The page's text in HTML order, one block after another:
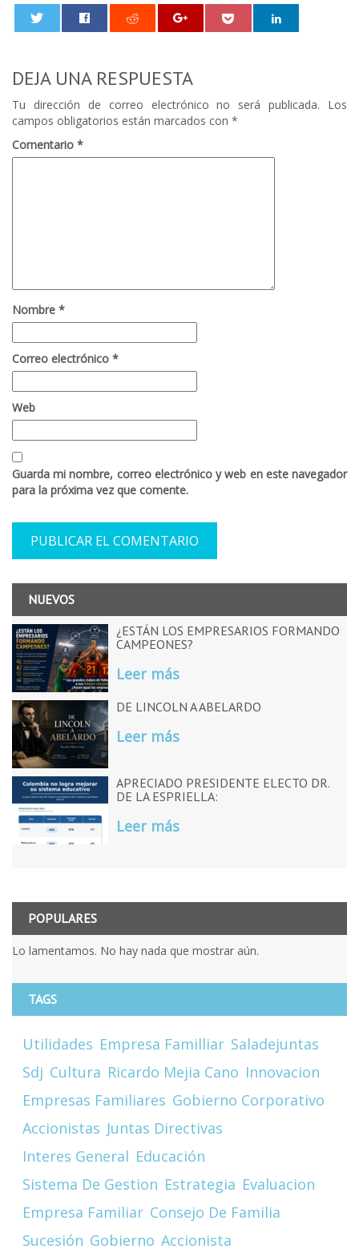
DEJA UNA RESPUESTA
Tu dirección de correo electrónico no será publicada.
Los
campos obligatorios están marcados con *
Comentario *
Nombre *
Correo electrónico *
Web
Guarda mi nombre, correo electrónico y web en este navegador
para la próxima vez que comente.
NUEVOS
¿ESTÁN LOS EMPRESARIOS FORMANDO
CAMPEONES?
Leer más
DE LINCOLN A ABELARDO
Leer más
APRECIADO PRESIDENTE ELECTO DR.
DE LA ESPRIELLA:
Leer más
POPULARES
Lo lamentamos. No hay nada que mostrar aún.
TAGS
Utilidades Empresa Familliar Saladejuntas
Sdj Cultura Ricardo Mejia Cano Innovacion
Empresas Familiares Gobierno Corporativo
Accionistas Juntas Directivas
Interes General Educación
Sistema De Gestion Estrategia Evaluacion
Empresa Familiar Consejo De Familia
Sucesión Gobierno Accionista